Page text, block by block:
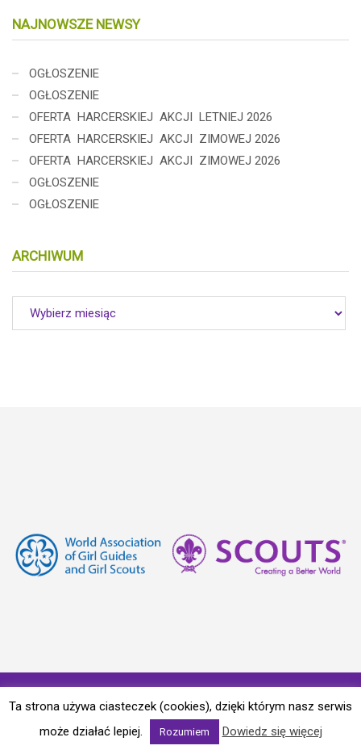
NAJNOWSZE NEWSY
OGŁOSZENIE
OGŁOSZENIE
OFERTA HARCERSKIEJ AKCJI LETNIEJ 2026
OFERTA HARCERSKIEJ AKCJI ZIMOWEJ 2026
OFERTA HARCERSKIEJ AKCJI ZIMOWEJ 2026
OGŁOSZENIE
OGŁOSZENIE
ARCHIWUM
Informacje i uwagi prawne
Polityka prywatności
Biuletyn Informacji Publicznej | RSS
Ta strona używa ciasteczek (cookies), dzięki którym nasz serwis
może działać lepiej.
Rozumiem Dowiedz się więcej